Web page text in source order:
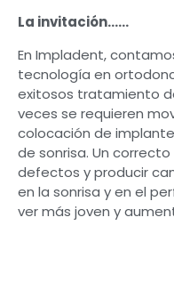
La invitación……
En Impladent,
tecnología en
exitosos tratamiento
veces se requieren
colocación de
de sonrisa. Un
defectos y producir
en la sonrisa y en el
ver más joven y